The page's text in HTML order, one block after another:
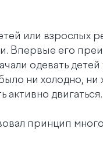
или взрослых
Впервые его
одевать
ни холодно,
активно двигаться.
принцип